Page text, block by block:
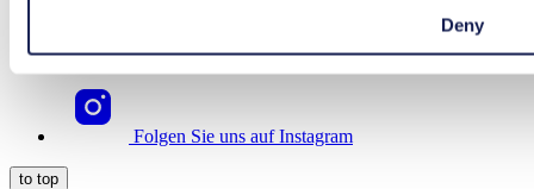
Deny
Folgen Sie uns auf YouTube
Folgen Sie uns auf Instagram
to top